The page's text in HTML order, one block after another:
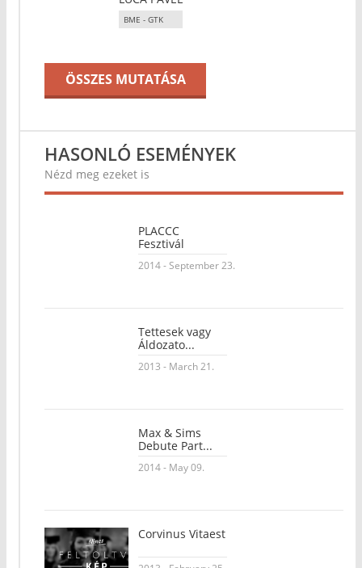
BME - GTK
ÖSSZES MUTATÁSA
HASONLÓ ESEMÉNYEK
Nézd meg ezeket is
PLACCC
Fesztivál
2014 - September 23.
Tettesek vagy
Áldozato...
2013 - March 21.
Max & Sims
Debute Part...
2014 - May 09.
Corvinus Vitaest